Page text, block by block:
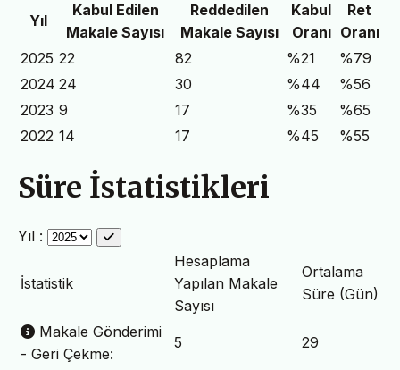
Yıl
Kabul Edilen
Makale Sayısı
Reddedilen
Makale Sayısı
Kabul
Oranı
Ret
Oranı
2025 22 82 %21
%79
2024 24 30 %44
%56
2023 9 17 %35
%65
2022 14 17 %45 %55
Süre İstatistikleri
Yıl :
İstatistik
Hesaplama
Yapılan Makale
Sayısı
Ortalama
Süre (Gün)
Makale Gönderimi
- Geri Çekme:
5 29